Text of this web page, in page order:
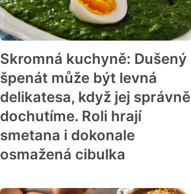
Skromná kuchyně: Dušený
špenát může být levná
delikatesa, když jej správně
dochutíme. Roli hrají
smetana i dokonale
osmažená cibulka